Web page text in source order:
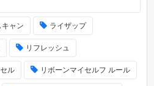
ャン ライザップ
リフレッシュ
ル リボーンマイセルフ ルール